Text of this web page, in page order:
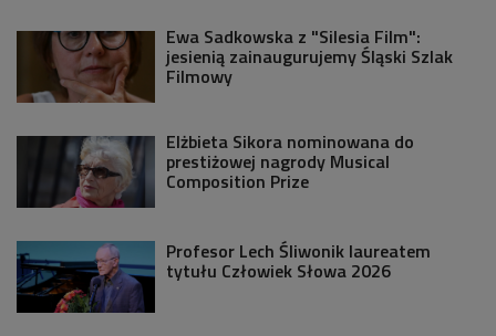
Ewa Sadkowska z "Silesia Film":
jesienią zainaugurujemy Śląski Szlak
Filmowy
Elżbieta Sikora nominowana do
prestiżowej nagrody Musical
Composition Prize
Profesor Lech Śliwonik laureatem
tytułu Człowiek Słowa 2026